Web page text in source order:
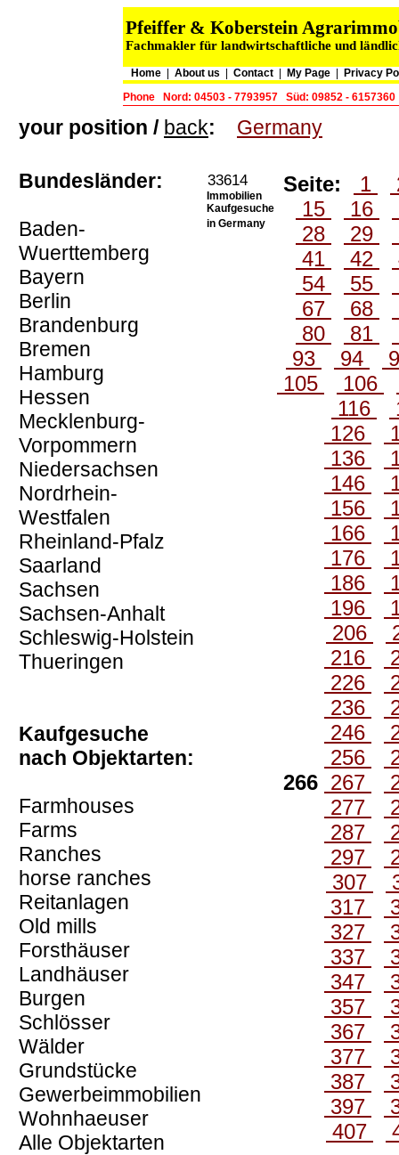
Pfeiffer & Koberstein
Fachmakler für landwirtschaftliche und
Home About us Contact My Page
Privacy
Phone
Nord: 04503 - 7793957 Süd: 09852 - 6157360
your position / back: Germany
Bundesländer:
Baden-
Wuerttemberg
Bayern
Berlin
Brandenburg
Bremen
Hamburg
Hessen
Mecklenburg-
Vorpommern
Niedersachsen
Nordrhein-
Westfalen
Rheinland-Pfalz
Saarland
Sachsen
Sachsen-Anhalt
Schleswig-Holstein
Thueringen
Kaufgesuche
nach Objektarten:
Farmhouses
Farms
Ranches
horse ranches
Reitanlagen
Old mills
Forsthäuser
Landhäuser
Burgen
Schlösser
Wälder
Grundstücke
Gewerbeimmobilien
Wohnhaeuser
Alle Objektarten
33614
Immobilien
Kaufgesuche
in Germany
Seite: 1
15
16
28
29
41
42
54
55
67
68
80
81
93
94
105
106
116
126
136
146
156
166
176
186
196
206
216
226
236
246
256
266 267
277
287
297
307
317
327
337
347
357
367
377
387
397
407